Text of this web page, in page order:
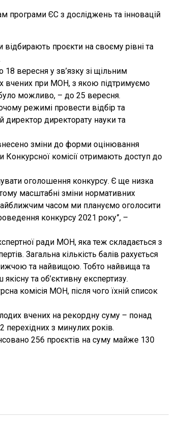
програми ЄС з досліджень та інновацій
проєкти на своєму рівні та
вересня у зв’язку зі щільним
вчених при МОН, з якою підтримуємо
можливо, – до 25 вересня.
режимі провести відбір та
директор директорату науки та
зміни до форми оцінювання
комісії отримають доступ до
оголошення конкурсу. Є ще низка
масштабні зміни нормативних
часом ми плануємо оголосити
конкурсу 2021 року”, –
ради МОН, яка теж складається з
Загальна кількість балів рахується
та найвищою. Тобто найвища та
та об’єктивну експертизу.
комісія МОН, після чого їхній список
вчених на рекордну суму – понад
перехідних з минулих років.
256 проєктів на суму майже 130